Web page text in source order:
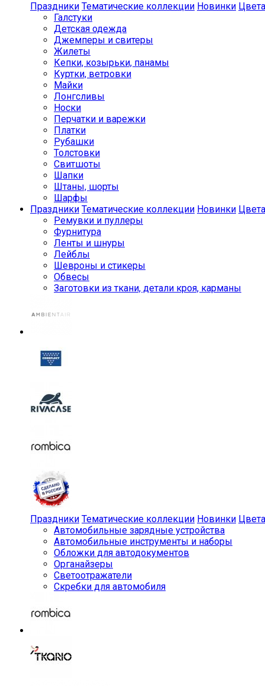
Праздники Тематические коллекции Новинки Цвета
Галстуки
Детская одежда
Джемперы и свитеры
Жилеты
Кепки, козырьки, панамы
Куртки, ветровки
Майки
Лонгсливы
Носки
Перчатки и варежки
Платки
Рубашки
Толстовки
Свитшоты
Шапки
Штаны, шорты
Шарфы
Праздники Тематические коллекции Новинки Цвета
Ремувки и пуллеры
Фурнитура
Ленты и шнуры
Лейблы
Шевроны и стикеры
Обвесы
Заготовки из ткани, детали кроя, карманы
Праздники Тематические коллекции Новинки Цвета
Автомобильные зарядные устройства
Автомобильные инструменты и наборы
Обложки для автодокументов
Органайзеры
Светоотражатели
Скребки для автомобиля